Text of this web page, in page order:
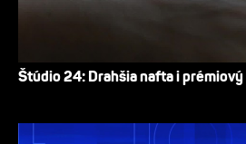
Štúdio 24: Drahšia nafta i